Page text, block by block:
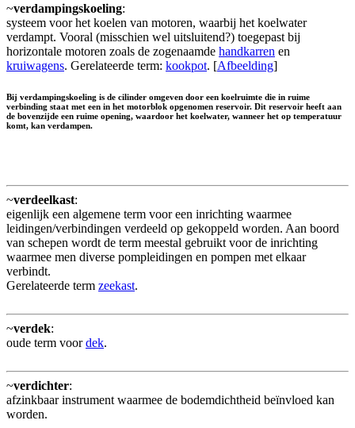
~verdampingskoeling:
systeem voor het koelen van motoren, waarbij het koelwater
verdampt. Vooral (misschien wel uitsluitend?) toegepast bij
horizontale motoren zoals de zogenaamde handkarren en
kruiwagens. Gerelateerde term: kookpot. [Afbeelding]
Bij verdampingskoeling is de cilinder omgeven door een koelruimte die in ruime
verbinding staat met een in het motorblok opgenomen reservoir. Dit reservoir heeft aan
de bovenzijde een ruime opening, waardoor het koelwater, wanneer het op temperatuur
komt, kan verdampen.
~verdeelkast:
eigenlijk een algemene term voor een inrichting waarmee
leidingen/verbindingen verdeeld op gekoppeld worden. Aan boord
van schepen wordt de term meestal gebruikt voor de inrichting
waarmee men diverse pompleidingen en pompen met elkaar
verbindt.
Gerelateerde term zeekast.
~verdek:
oude term voordek.
~verdichter:
afzinkbaar instrument waarmee de bodemdichtheid beïnvloed kan
worden.